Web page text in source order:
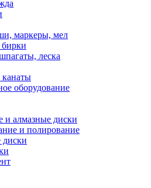
маркеры, мел
леска
канаты
оборудование
и алмазные диски
и полирование